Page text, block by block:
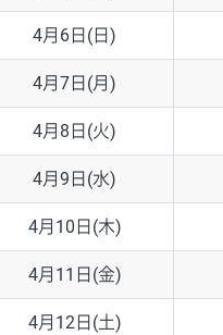
EUR/CHF
GBP/CHF
USD/CHF
※取引証拠金は同日の当社為替
※ハンガリーフォリント/円と
4月6日(日)
4月7日(月)
4月8日(火)
4月9日(水)
4月10日(木)
4月11日(金)
4月12日(土)